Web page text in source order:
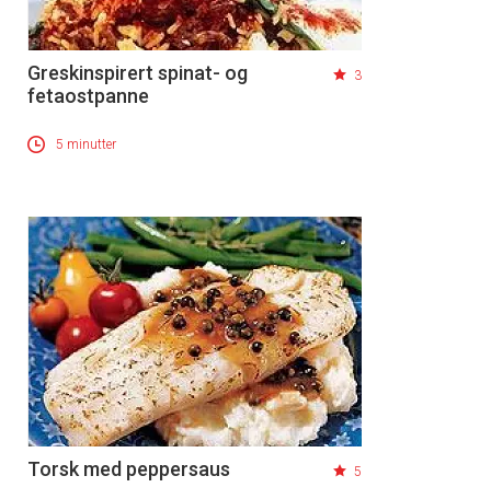
Greskinspirert spinat- og
fetaostpanne
3
5 minutter
Torsk med peppersaus 5